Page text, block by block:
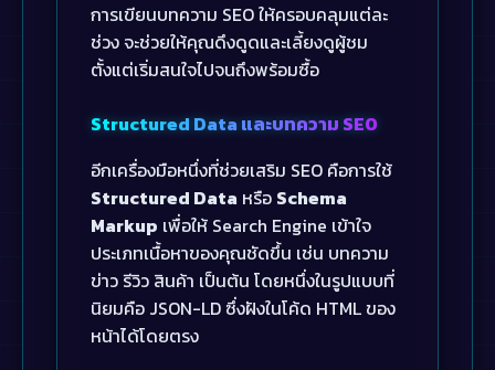
การเขียนบทความ SEO ให้ครอบคลุมแต่ละ
ช่วง จะช่วยให้คุณดึงดูดและเลี้ยงดูผู้ชม
ตั้งแต่เริ่มสนใจไปจนถึงพร้อมซื้อ
Structured Data และบทความ SEO
อีกเครื่องมือหนึ่งที่ช่วยเสริม SEO คือการใช้
Structured Data หรือ Schema
Markup เพื่อให้ Search Engine เข้าใจ
ประเภทเนื้อหาของคุณชัดขึ้น เช่น บทความ
ข่าว รีวิว สินค้า เป็นต้น โดยหนึ่งในรูปแบบที่
นิยมคือ JSON-LD ซึ่งฝังในโค้ด HTML ของ
หน้าได้โดยตรง